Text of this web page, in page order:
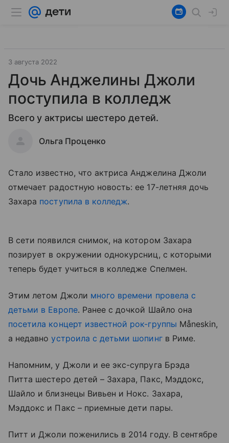
3 августа 2022
Дочь Анджелины Джоли
поступила в колледж
Всего у актрисы шестеро детей.
Ольга Проценко
Стало известно, что актриса Анджелина Джоли
отмечает радостную новость: ее 17-летняя дочь
Захара поступила в колледж.
В сети появился снимок, на котором Захара
позирует в окружении однокурсниц, с которыми
теперь будет учиться в колледже Спелмен.
Этим летом Джоли много времени провела с
детьми в Европе. Ранее с дочкой Шайло она
посетила концерт известной рок-группы Måneskin,
а недавноустроила с детьми шопингв Риме.
Напомним, у Джоли и ее экс-супруга Брэда
Питта шестеро детей – Захара, Пакс, Мэддокс,
Шайло и близнецы Вивьен и Нокс. Захара,
Мэддокс и Пакс – приемные дети пары.
Питт и Джоли поженились в 2014 году. В сентябре